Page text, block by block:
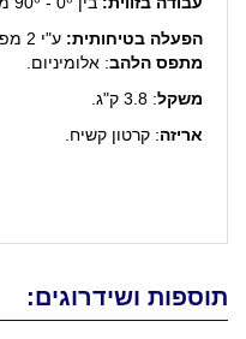
הפעלה בטיחותית: ע"י 2 מפסקים
מתפס הלהב: אלומיניום.
משקל: 3.8 ק"ג.
אריזה: קרטון קשיח.
תוספות ושידרוגים: